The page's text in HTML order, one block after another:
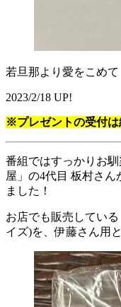
若旦那より愛をこめて
2023/2/18 UP!
※プレゼントの受付は
番組ではすっかりお
屋」の4代目 板村さ
ました！
お店でも販売してい
イズ)を、伊藤さん用